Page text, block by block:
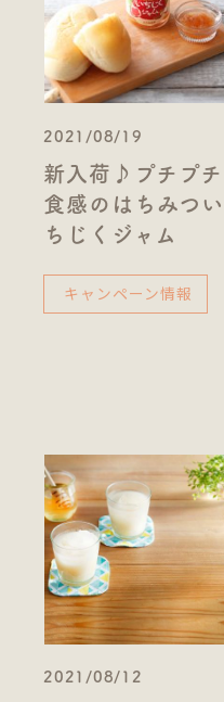
2021/08/19
新入荷♪プチプチ
食感のはちみつい
ちじくジャム
キャンペーン情報
2021/08/12